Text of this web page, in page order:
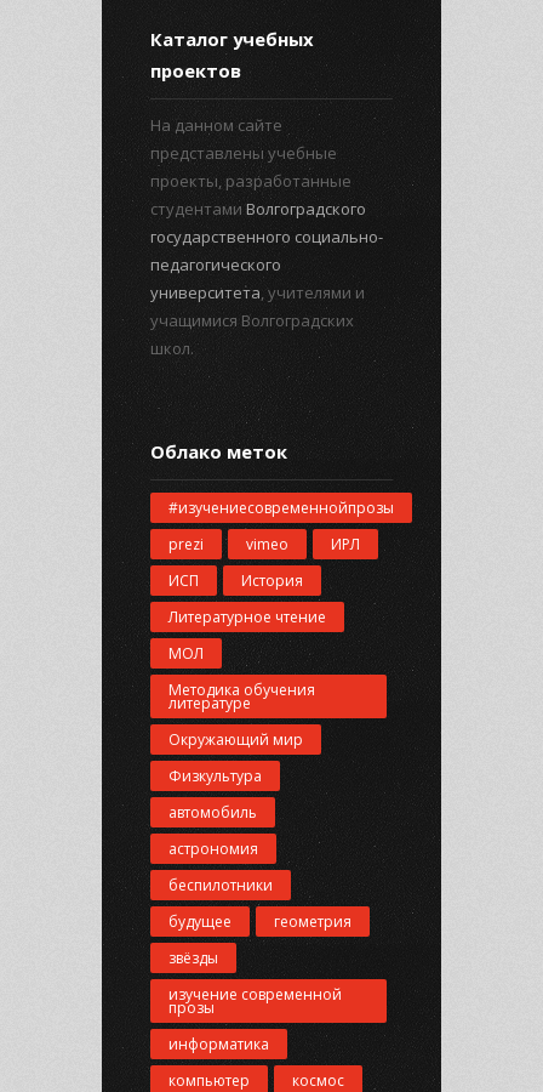
Каталог учебных
проектов
На данном сайте
представлены учебные
проекты, разработанные
студентами Волгоградского
государственного социально-
педагогического
университета, учителями и
учащимися Волгоградских
школ.
Облако меток
#изучениесовременнойпрозы
prezi
vimeo
ИРЛ
ИСП
История
Литературное чтение
МОЛ
Методика обучения
литературе
Окружающий мир
Физкультура
автомобиль
астрономия
беспилотники
будущее
геометрия
звёзды
изучение современной
прозы
информатика
компьютер
космос